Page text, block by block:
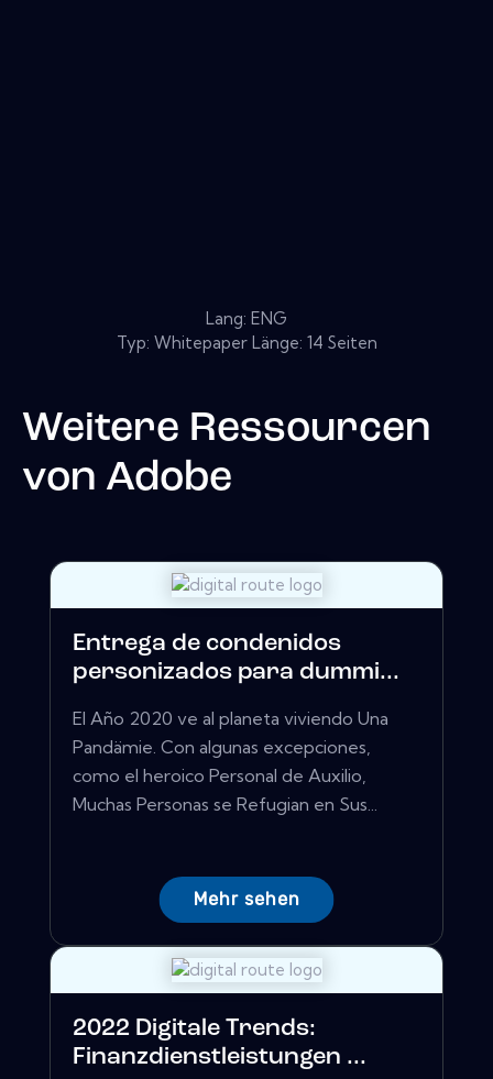
Lang: ENG
Typ: Whitepaper Länge: 14 Seiten
Weitere Ressourcen
von Adobe
Entrega de condenidos
personizados para dummi...
El Año 2020 ve al planeta viviendo Una
Pandämie. Con algunas excepciones,
como el heroico Personal de Auxilio,
Muchas Personas se Refugian en Sus...
Mehr sehen
2022 Digitale Trends:
Finanzdienstleistungen ...